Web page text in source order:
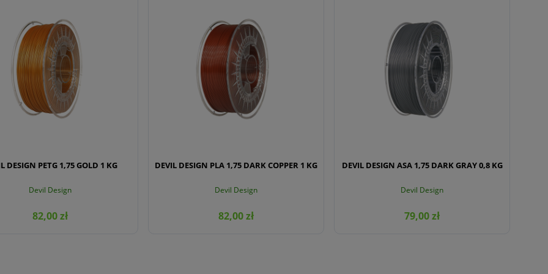
DESIGN PETG 1,75 GOLD 1 KG
Devil Design
82,00 zł
DEVIL DESIGN PLA 1,75 DARK COPPER 1 KG
Devil Design
82,00 zł
DEVIL DESIGN ASA 1,75 DARK GRAY 0,8 KG
Devil Design
79,00 zł